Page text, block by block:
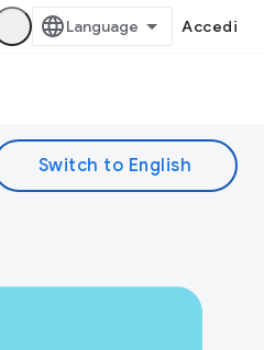
Accedi